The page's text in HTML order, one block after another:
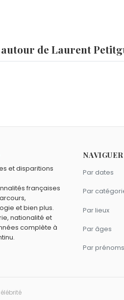
autour de Laurent
Faustine Bollaert
et disparitions
françaises
et bien plus.
nationalité et
complète à
NAVIGUER
Par dates
Par
Par lieux
Par âges
Par prénoms